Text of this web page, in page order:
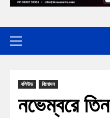
বলিউড বিনোদন
নভেম্বরে